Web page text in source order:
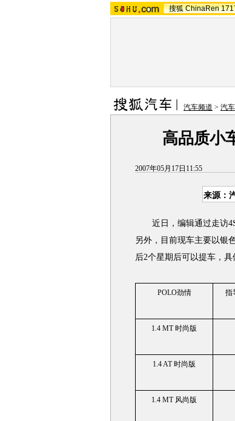
搜狐 ChinaRen
汽车频道 > 汽
高品质小
2007年05月17日11:55
来源：
近日，编辑通过走访4S
另外，目前现车主要以银
后2个星期后可以提车，具
POLO劲情 指
1.4 MT 时尚版
1.4 AT 时尚版
1.4 MT 风尚版